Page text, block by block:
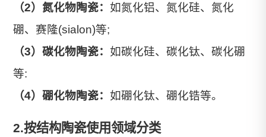
（2）氮化物陶瓷：如氮化铝、氮化硅、氮化
硼、赛隆(sialon)等;
（3）碳化物陶瓷：如碳化硅、碳化钛、碳化硼
等:
（4）硼化物陶瓷：如硼化钛、硼化锆等。
2.按结构陶瓷使用领域分类